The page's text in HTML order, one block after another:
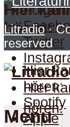
Hier
hören:
Hier
hören:
Spotify
Apple
Folgen
Twitter
Hier
hören:
Litradio·
reserved
Menu